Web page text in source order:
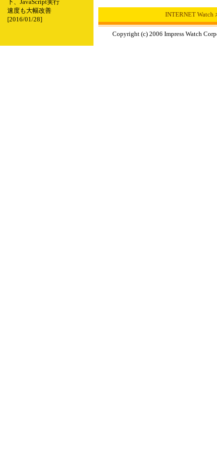
下、JavaScript実行
速度も大幅改善
[2016/01/28]
INTERNET Watch
Copyright (c) 2006 Impress Watch